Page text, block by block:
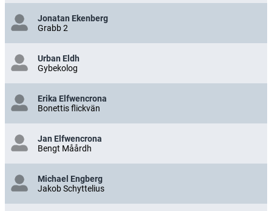
Jonatan Ekenberg
Grabb 2
Urban Eldh
Gybekolog
Erika Elfwencrona
Bonettis flickvän
Jan Elfwencrona
Bengt Måårdh
Michael Engberg
Jakob Schyttelius